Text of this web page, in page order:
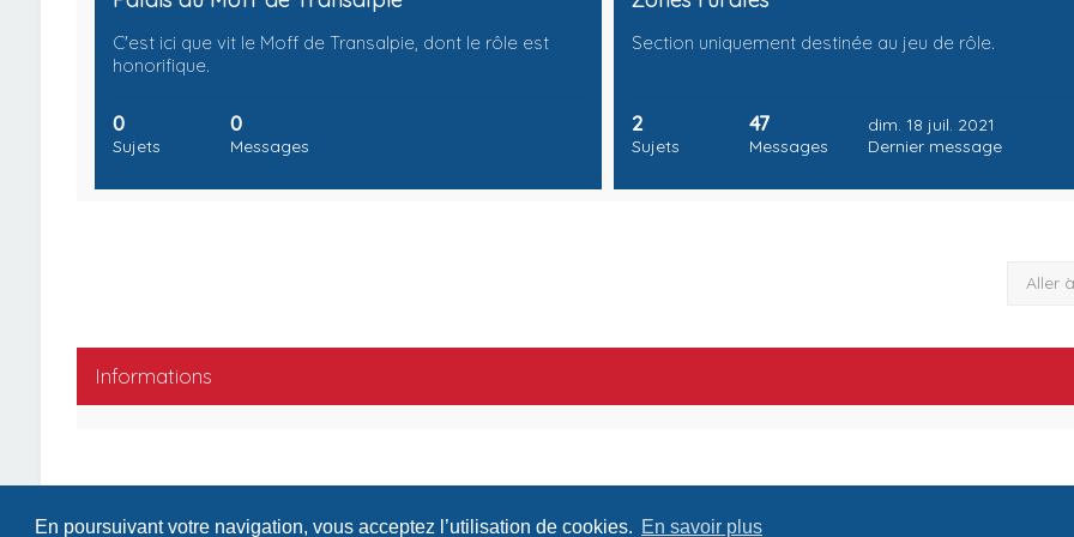
En poursuivant votre navigation, vous acceptez l’utilisation de cookies. En savoir plus
C'est ici que vit le Moff de Transalpie, dont le rôle est
honorifique.
0
Sujets
0
Messages
Section uniquement destinée au jeu de rôle.
2
Sujets
47
Messages
dim. 18 juil. 2021
Dernier message
Aller à
Informations